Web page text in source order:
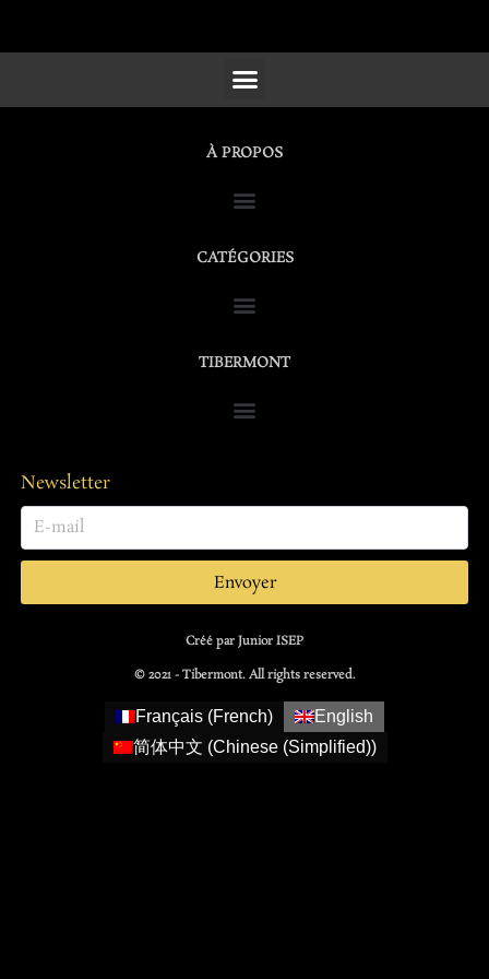
À PROPOS
CATÉGORIES
TIBERMONT
Newsletter
Envoyer
Créé par Junior ISEP
© 2021 - Tibermont. All rights reserved.
Français (French)
English
简体中文 (Chinese (Simplified))